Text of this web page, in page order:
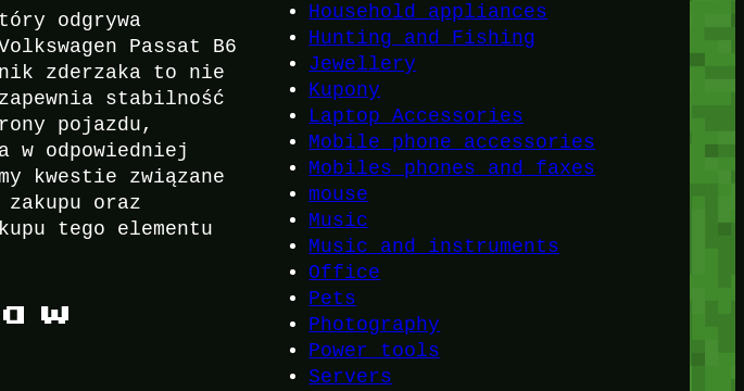
odgrywa
Passat B6
zderzaka to nie
stabilność
pojazdu,
w odpowiedniej
kwestie związane
oraz
tego elementu
w
Household appliances
Hunting and Fishing
Jewellery
Kupony
Laptop Accessories
Mobile phone accessories
Mobiles phones and faxes
mouse
Music
Music and instruments
Office
Pets
Photography
Power tools
Servers